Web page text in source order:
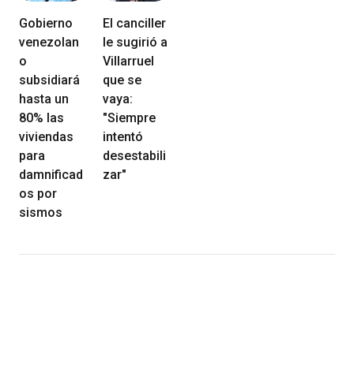
Gobierno
venezolan
o
subsidiará
hasta un
80% las
viviendas
para
damnificad
os por
sismos
El canciller
le sugirió a
Villarruel
que se
vaya:
"Siempre
intentó
desestabili
zar"